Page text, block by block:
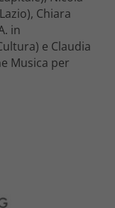
Chiara
in
e Claudia
Musica per